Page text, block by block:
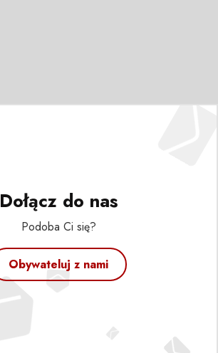
Dołącz do nas
Podoba Ci się?
Obywateluj z nami